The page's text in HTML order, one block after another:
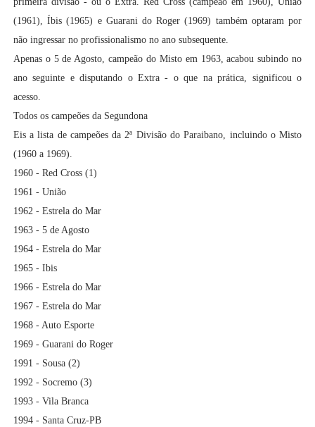
(1961), Íbis (1965) e Guarani do Roger (1969) também optaram por
não ingressar no profissionalismo no ano subsequente.
Apenas o 5 de Agosto, campeão do Misto em 1963, acabou subindo no
ano seguinte e disputando o Extra - o que na prática, significou o
acesso.
Todos os campeões da Segundona
Eis a lista de campeões da 2ª Divisão do Paraibano, incluindo o Misto
(1960 a 1969).
1960 - Red Cross (1)
1961 - União
1962 - Estrela do Mar
1963 - 5 de Agosto
1964 - Estrela do Mar
1965 - Ibis
1966 - Estrela do Mar
1967 - Estrela do Mar
1968 - Auto Esporte
1969 - Guarani do Roger
1991 - Sousa (2)
1992 - Socremo (3)
1993 - Vila Branca
1994 - Santa Cruz-PB